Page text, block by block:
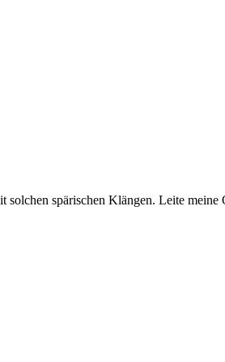
spärischen Klängen. Leite meine